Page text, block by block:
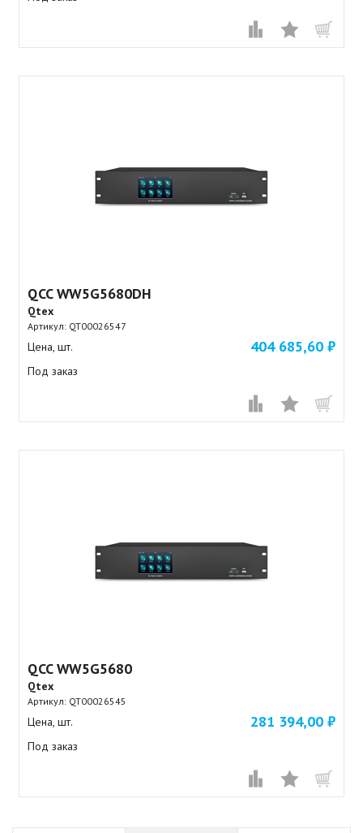
QCC WW5G5680DH
Qtex
Артикул: QT00026547
Цена, шт. 404 685,60 ₽
Под заказ
QCC WW5G5680
Qtex
Артикул: QT00026545
Цена, шт. 281 394,00 ₽
Под заказ